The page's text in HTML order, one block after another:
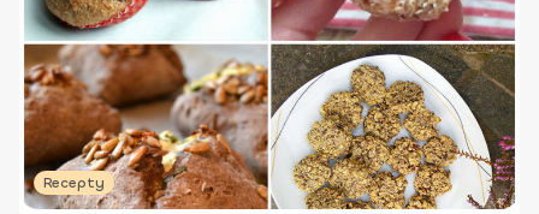
Recepty